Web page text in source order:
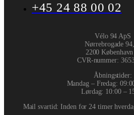
+45 24 88 00 02
Vélo 94 ApS
Nørrebrogade
2200
CVR-nummer:
Åbningstider:
Mandag – Fredag:
Lørdag: 10:00 –
Mail svartid: Inden for 24 timer